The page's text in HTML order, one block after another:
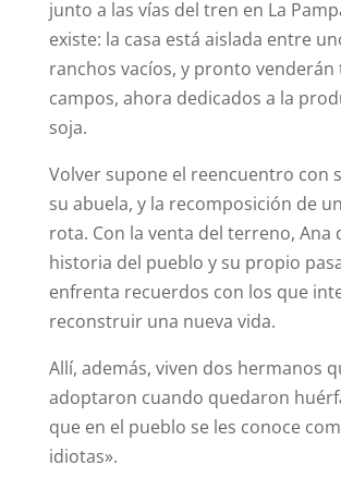
junto a las vías del tren en La
existe: la casa está aislada entre
ranchos vacíos, y pronto venderán
campos, ahora dedicados a la
soja.
Volver supone el reencuentro con
su abuela, y la recomposición de
rota. Con la venta del terreno, Ana
historia del pueblo y su propio
enfrenta recuerdos con los que
reconstruir una nueva vida.
Allí, además, viven dos hermanos
adoptaron cuando quedaron
que en el pueblo se les conoce
idiotas».